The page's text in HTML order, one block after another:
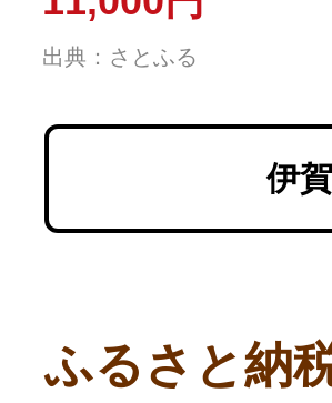
福地ホワイト6片
出典：さとふる
伊
ふるさと納